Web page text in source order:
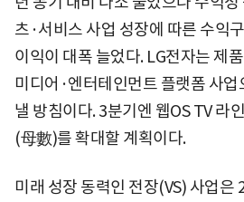
츠·서비스 사업 성장에 따른 수익
이익이 대폭 늘었다. LG전자는 제
미디어·엔터테인먼트 플랫폼 사
낼 방침이다. 3분기엔 웹OS TV 라
(母數)를 확대할 계획이다.
미래 성장 동력인 전장(VS) 사업은